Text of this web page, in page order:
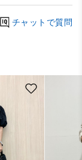
チャットで質問